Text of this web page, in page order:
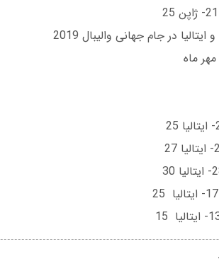
در جام جهانی والیبال 2019